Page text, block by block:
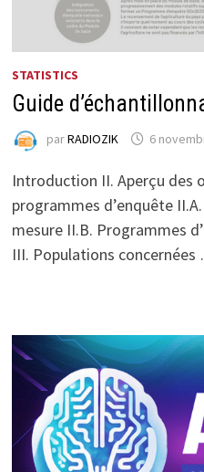
STATISTICS
Guide
parRADIOZIK 6
Introduction II. Aperçu des
programmes d’enquête
mesure II.B. Programmes
III. Populations